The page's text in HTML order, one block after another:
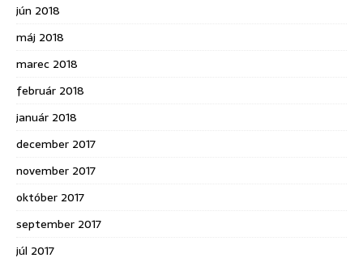
jún 2018
máj 2018
marec 2018
február 2018
január 2018
december 2017
november 2017
október 2017
september 2017
júl 2017